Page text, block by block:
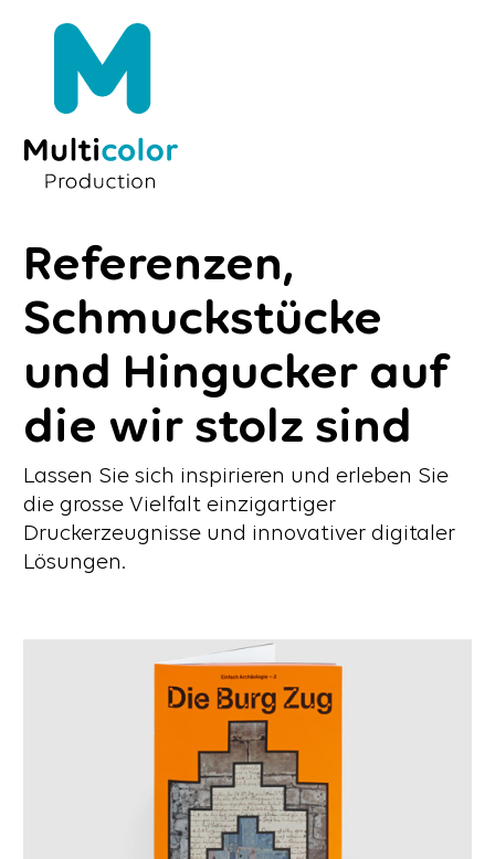
Referenzen,
Schmuckstücke
und Hingucker auf
die wir stolz sind
Lassen Sie sich inspirieren und erleben Sie
die grosse Vielfalt einzigartiger
Druckerzeugnisse und innovativer digitaler
Lösungen.
Mehr erfahren